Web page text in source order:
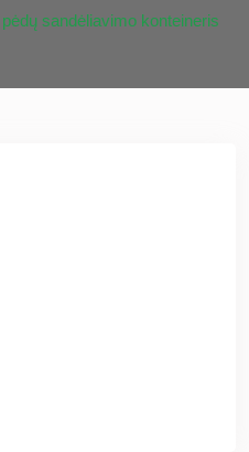
pėdų sandėliavimo konteineris